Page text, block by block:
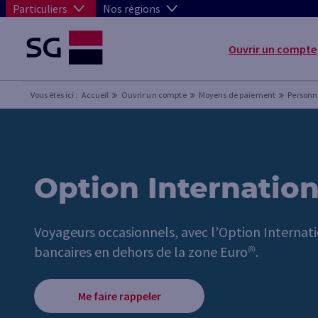
Particuliers Nos régions
Ouvrir un compte
Vous êtes ici : Accueil Ouvrir un compte Moyens de paiement
Option
Voyageurs occasionnels, avec l’Option
bancaires en dehors de la zone Euro(8).
Me faire rappeler